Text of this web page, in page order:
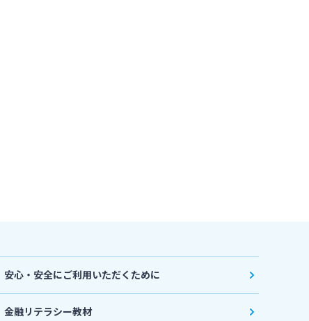
安心・安全にご利用いただくために
金融リテラシー教材